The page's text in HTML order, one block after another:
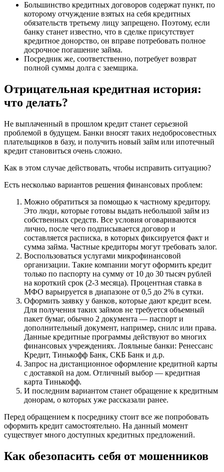
Большинство кредитных договоров содержат пункт, по
которому отчуждение взятых на себя кредитных
обязательств третьему лицу запрещено. Поэтому, если
банку станет известно, что в сделке присутствует
кредитное донорство, он вправе потребовать полное
досрочное погашение займа.
Посредник же, соответственно, потребует возврат
полной суммы долга с заемщика.
Отрицательная кредитная история:
что делать?
Не выплаченный в прошлом кредит станет серьезной
проблемой в будущем. Банки вносят таких недобросовестных
плательщиков в базу, и получить новый займ или ипотечный
кредит становиться очень сложно.
Как в этом случае действовать, чтобы исправить ситуацию?
Есть несколько вариантов решения финансовых проблем:
Можно обратиться за помощью к частному кредитору.
Это люди, которые готовы выдать небольшой займ из
собственных средств. Все условия оговариваются
лично, после чего подписывается договор и
составляется расписка, в которых фиксируется факт и
сумма займа. Частные кредиторы могут требовать залог.
Воспользоваться услугами микрофинансовой
организации. Такие компании могут оформить кредит
только по паспорту на сумму от 10 до 30 тысяч рублей
на короткий срок (2-3 месяца). Процентная ставка в
МФО варьируется в диапазоне от 0,5 до 2% в сутки.
Оформить заявку у банков, которые дают кредит всем.
Для получения таких займов не требуется объемный
пакет бумаг, обычно 2 документа — паспорт и
дополнительный документ, например, снилс или права.
Данные кредитные программы действуют во многих
финансовых учреждениях. Лояльные банки: Ренессанс
Кредит, Тинькофф Банк, СКБ Банк и д.р.
Запрос на дистанционное оформление кредитной карты
с доставкой на дом. Отличный выбор — кредитная
карта Тинькофф.
И последним вариантом станет обращение к кредитным
донорам, о которых уже рассказали ранее.
Перед обращением к посреднику стоит все же попробовать
оформить кредит самостоятельно. На данный момент
существует много доступных кредитных предложений.
Как обезопасить себя от мошенников